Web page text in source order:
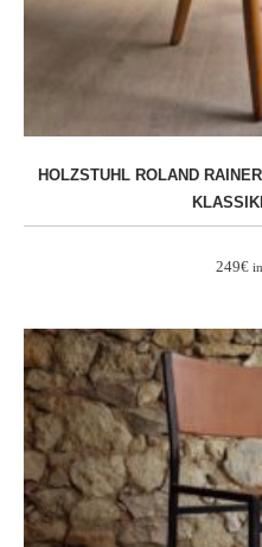
HOLZSTUHL ROLAND
249€